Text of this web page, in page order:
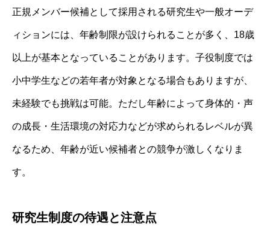
正規メンバー候補として採用される研究生や一般オーデ
ィションには、年齢制限が設けられることが多く、18歳
以上が基本となっていることがあります。子役制度では
小中学生などの若年者が対象となる場合もありますが、
未経験でも挑戦は可能。ただし年齢によって身体的・声
の成長・生活環境の対応力などが求められるレベルが異
なるため、年齢が近い候補者との競争が激しくなりま
す。
研究生制度の待遇と注意点